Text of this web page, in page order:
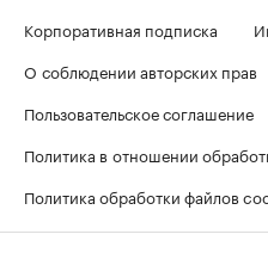
Корпоративная подписка
О соблюдении авторских прав
Пользовательское соглашение
Политика в отношении
Политика обработки файлов